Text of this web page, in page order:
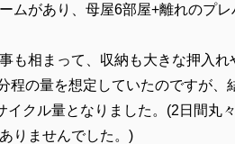
ムがあり、母屋6部屋+離れのプレ
も相まって、収納も大きな押入れ
程の量を想定していたのですが、
クル量となりました。(2日間丸々
りませんでした。)